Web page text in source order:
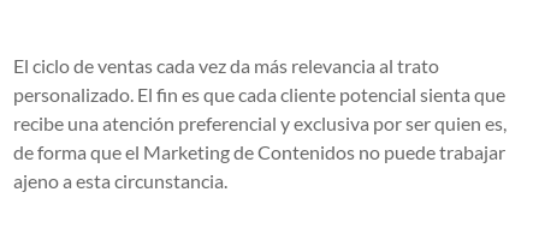
El ciclo de ventas cada vez da más relevancia al trato
personalizado. El fin es que cada cliente potencial sienta que
recibe una atención preferencial y exclusiva por ser quien es,
de forma que el Marketing de Contenidos no puede trabajar
ajeno a esta circunstancia.